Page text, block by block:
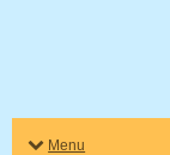
Menu